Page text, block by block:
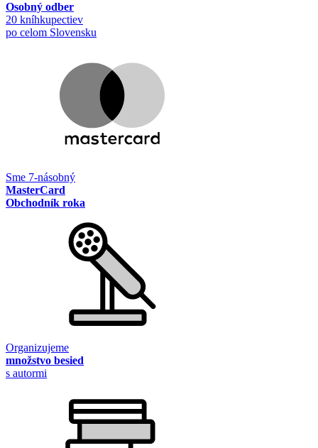
Osobný odber
20 kníhkupectiev
po celom Slovensku
Sme 7-násobný
MasterCard
Obchodník roka
Organizujeme
množstvo besied
s autormi